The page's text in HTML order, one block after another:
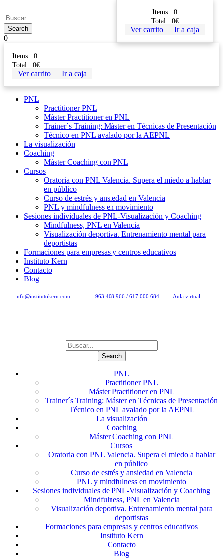
0
Items : 0
Total : 0€
Ver carrito Ir a caja
PNL
Practitioner PNL
Máster Practitioner en PNL
Trainer´s Training: Máster en Técnicas de Presentación
Técnico en PNL avalado por la AEPNL
La visualización
Coaching
Máster Coaching con PNL
Cursos
Oratoria con PNL Valencia. Supera el miedo a hablar
en público
Curso de estrés y ansiedad en Valencia
PNL y mindfulness en movimiento
Sesiones individuales de PNL-Visualización y Coaching
Mindfulness, PNL en Valencia
Visualización deportiva. Entrenamiento mental para
deportistas
Formaciones para empresas y centros educativos
Instituto Kern
Contacto
Blog
info@institutokern.com 963 408 966 / 617 000 684 Aula virtual
Items : 0
Total : 0€
Ver carrito Ir a caja
PNL
Practitioner PNL
Máster Practitioner en PNL
Trainer´s Training: Máster en Técnicas de Presentación
Técnico en PNL avalado por la AEPNL
La visualización
Coaching
Máster Coaching con PNL
Cursos
Oratoria con PNL Valencia. Supera el miedo a hablar
en público
Curso de estrés y ansiedad en Valencia
PNL y mindfulness en movimiento
Sesiones individuales de PNL-Visualización y Coaching
Mindfulness, PNL en Valencia
Visualización deportiva. Entrenamiento mental para
deportistas
Formaciones para empresas y centros educativos
Instituto Kern
Contacto
Blog